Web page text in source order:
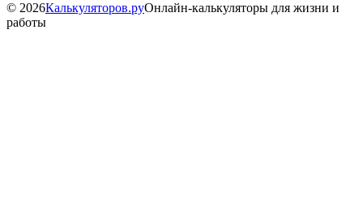
© 2026Калькуляторов.руОнлайн-калькуляторы для жизни и
работы